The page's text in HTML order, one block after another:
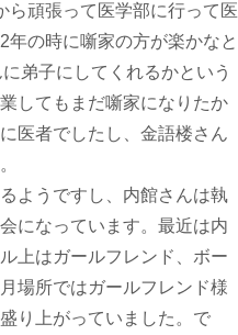
ら頑張って医学部に行って医
の時に噺家の方が楽かなと
弟子にしてくれるかという
してもまだ噺家になりたか
医者でしたし、金語楼さん
ようですし、内館さんは執
になっています。最近は内
上はガールフレンド、ボー
場所ではガールフレンド様
り上がっていました。で